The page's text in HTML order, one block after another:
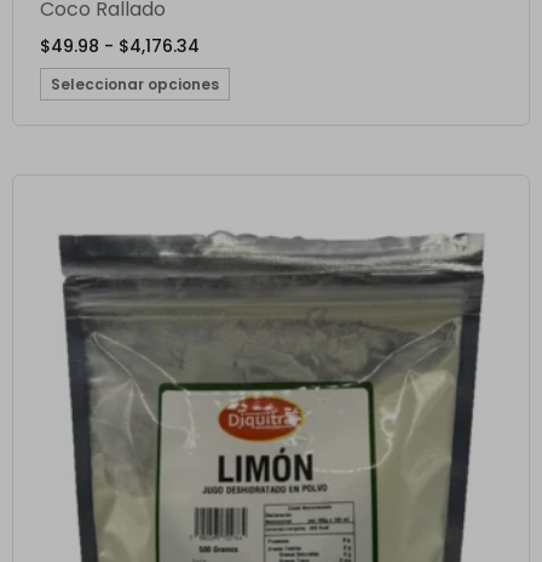
Coco Rallado
$49.98 - $4,176.34
Seleccionar opciones